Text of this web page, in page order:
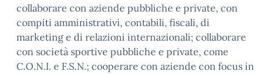
collaborare con aziende pubbliche e private, con
compiti amministrativi, contabili, fiscali, di
marketing e di relazioni internazionali; collaborare
con società sportive pubbliche e private, come
C.O.N.I. e F.S.N.; cooperare con aziende con focus in